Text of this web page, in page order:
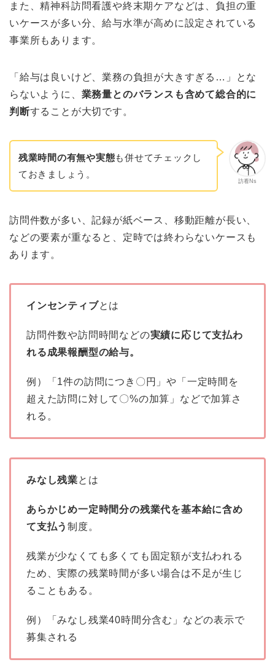
また、精神科訪問看護や終末期ケアなどは、負担の重
いケースが多い分、給与水準が高めに設定されている
事業所もあります。
「給与は良いけど、業務の負担が大きすぎる…」とな
らないように、 業務量とのバランスも含めて総合的に
判断することが大切です。
訪看Ns
残業時間の有無や実態も併せてチェックし
ておきましょう。
訪問件数が多い、記録が紙ベース、移動距離が長い、
などの要素が重なると、定時では終わらないケースも
あります。
インセンティブとは
訪問件数や訪問時間などの実績に応じて支払わ
れる成果報酬型の給与。
例）「1件の訪問につき〇円」や「一定時間を
超えた訪問に対して〇%の加算」などで加算さ
れる。
みなし残業とは
あらかじめ一定時間分の残業代を基本給に含め
て支払う制度。
残業が少なくても多くても固定額が支払われる
ため、実際の残業時間が多い場合は不足が生じ
ることもある。
例）「みなし残業40時間分含む」などの表示で
募集される